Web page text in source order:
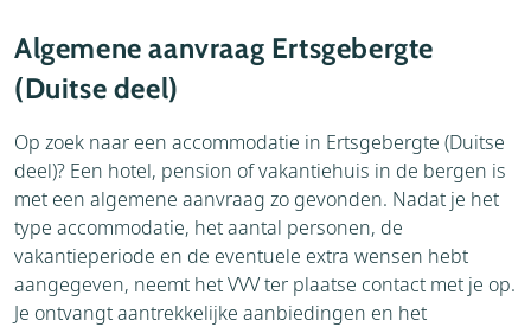
Weer
Brochure
Thema's
Algemene aanvraag Ertsgebergte
(Duitse deel)
Op zoek naar een accommodatie in Ertsgebergte (Duitse
deel)? Een hotel, pension of vakantiehuis in de bergen is
met een algemene aanvraag zo gevonden. Nadat je het
type accommodatie, het aantal personen, de
vakantieperiode en de eventuele extra wensen hebt
aangegeven, neemt het VVV ter plaatse contact met je op.
Je ontvangt aantrekkelijke aanbiedingen en het